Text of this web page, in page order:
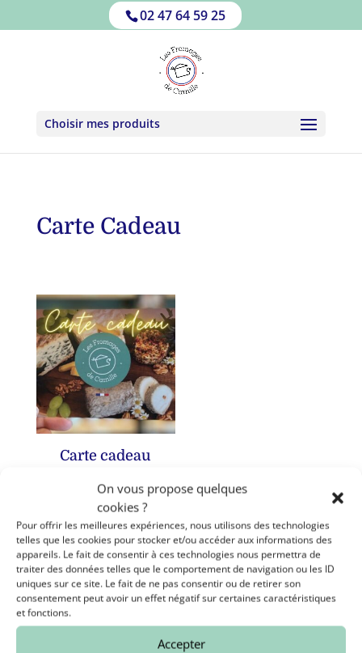
On vous propose quelques
cookies ?
Pour offrir les meilleures expériences, nous utilisons des technologies
telles que les cookies pour stocker et/ou accéder aux informations des
appareils. Le fait de consentir à ces technologies nous permettra de
traiter des données telles que le comportement de navigation ou les ID
uniques sur ce site. Le fait de ne pas consentir ou de retirer son
consentement peut avoir un effet négatif sur certaines caractéristiques
et fonctions.
Accepter
02 47 64 59 25
Choisir mes produits
Carte Cadeau
Carte cadeau
–
de
prix :
20,00 €
à
50,00 €